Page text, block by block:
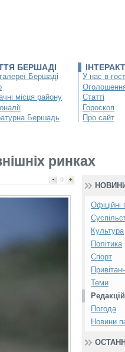
БЕРШАДІ
Бершаді
місця району
Бершадь
У нас в
Статті
Гороскоп
Про сайт
ринках
0
Офіційні
Культура
Політика
Спорт
Теми
Погода
Новини